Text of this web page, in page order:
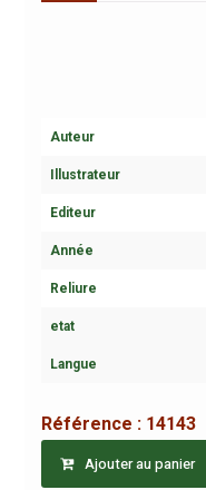
Auteur
Illustrateur
Editeur
Année
Reliure
etat
Langue
Référence : 14143
Ajouter au panier